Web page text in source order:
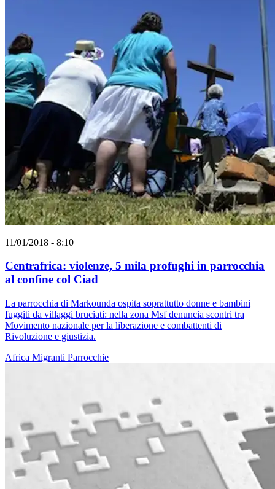
11/01/2018 - 8:10
Centrafrica: violenze, 5 mila profughi in parrocchia
al confine col Ciad
La parrocchia di Markounda ospita soprattutto donne e bambini
fuggiti da villaggi bruciati: nella zona Msf denuncia scontri tra
Movimento nazionale per la liberazione e combattenti di
Rivoluzione e giustizia.
Africa Migranti Parrocchie